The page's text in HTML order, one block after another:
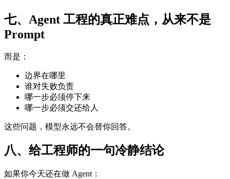
七、Agent 工程的真正难点，从来不是
Prompt
而是：
边界在哪里
谁对失败负责
哪一步必须停下来
哪一步必须交还给人
这些问题，模型永远不会替你回答。
八、给工程师的一句冷静结论
如果你今天还在做 Agent：